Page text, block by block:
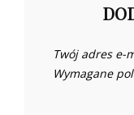
Twój adres e-
Wymagane